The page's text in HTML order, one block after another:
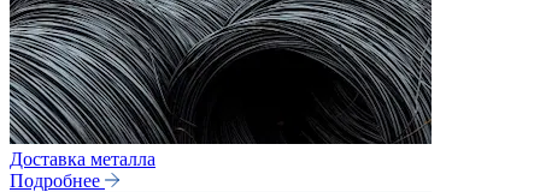
Доставка металла
Подробнее